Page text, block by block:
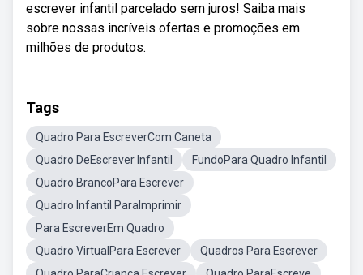
escrever infantil parcelado sem juros! Saiba mais
sobre nossas incríveis ofertas e promoções em
milhões de produtos.
Tags
Quadro Para EscreverCom Caneta
Quadro DeEscrever Infantil
FundoPara Quadro Infantil
Quadro BrancoPara Escrever
Quadro Infantil ParaImprimir
Para EscreverEm Quadro
Quadro VirtualPara Escrever
Quadros Para Escrever